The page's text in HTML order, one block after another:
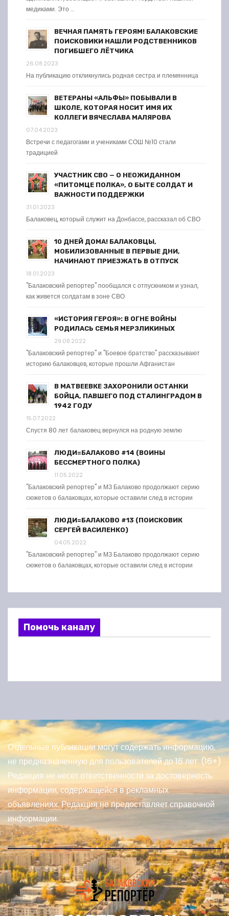
медиками. Это …
ВЕЧНАЯ ПАМЯТЬ ГЕРОЯМ! БАЛАКОВСКИЕ
ПОИСКОВИКИ НАШЛИ РОДСТВЕННИКОВ
ПОГИБШЕГО ЛЁТЧИКА
26.08.2023
На публикацию откликнулись родная сестра и племянница
ВЕТЕРАНЫ «АЛЬФЫ» ПОБЫВАЛИ В
ШКОЛЕ, КОТОРАЯ НОСИТ ИМЯ ИХ
КОЛЛЕГИ ВЯЧЕСЛАВА МАЛЯРОВА
07.04.2023
Встречи с педагогами и учениками СОШ №10 стали
традицией
УЧАСТНИК СВО — О НЕОЖИДАННОМ
«ПИТОМЦЕ ПОЛКА», О БЫТЕ СОЛДАТ И
ВАЖНОСТИ ПОДДЕРЖКИ
31.01.2023
Балаковец, который служит на Донбассе, рассказал об СВО
10 ДНЕЙ ДОМА! БАЛАКОВЦЫ,
МОБИЛИЗОВАННЫЕ В ПЕРВЫЕ ДНИ,
НАЧИНАЮТ ПРИЕЗЖАТЬ В ОТПУСК
18.01.2023
"Балаковский репортер" пообщался с отпускником и узнал,
как живется солдатам в зоне СВО
«ИСТОРИЯ ГЕРОЯ»: В ОГНЕ ВОЙНЫ
РОДИЛАСЬ СЕМЬЯ МЕРЗЛИКИНЫХ
29.08.2022
"Балаковский репортер" и "Боевое братство" рассказывают
историю балаковцев, которые прошли Афганистан
В МАТВЕЕВКЕ ЗАХОРОНИЛИ ОСТАНКИ
БОЙЦА, ПАВШЕГО ПОД СТАЛИНГРАДОМ В
1942 ГОДУ
15.07.2022
Спустя 80 лет балаковец вернулся на родную землю
ЛЮДИ=БАЛАКОВО #14 (ВОИНЫ
БЕССМЕРТНОГО ПОЛКА)
11.05.2022
"Балаковский репортер" и МЗ Балаково продолжают серию
сюжетов о балаковцах, которые оставили след в истории
ЛЮДИ=БАЛАКОВО #13 (ПОИСКОВИК
СЕРГЕЙ ВАСИЛЕНКО)
04.05.2022
"Балаковский репортер" и МЗ Балаково продолжают серию
сюжетов о балаковцах, которые оставили след в истории
Помочь каналу
Отдельные публикации могут содержать информацию,
не предназначенную для пользователей до 16 лет. (16+)
Редакция не несет ответственности за достоверность
информации, содержащейся в рекламных
объявлениях. Редакция не предоставляет справочной
информации.